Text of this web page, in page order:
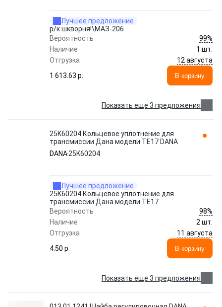
Лучшее предложение
р/к шкворня!\МАЗ-206
Вероятность
99%
Наличие
1 шт.
Отгрузка
12 августа
1 613.63 p.
В корзину
Показать еще 3 предложения
25K60204 Кольцевое уплотнение для
трансмиссии Дана модели TE17 DANA
DANA25K60204
Лучшее предложение
25K60204 Кольцевое уплотнение для
трансмиссии Дана модели TE17
Вероятность
98%
Наличие
2 шт.
Отгрузка
11 августа
4.50 p.
В корзину
Показать еще 3 предложения